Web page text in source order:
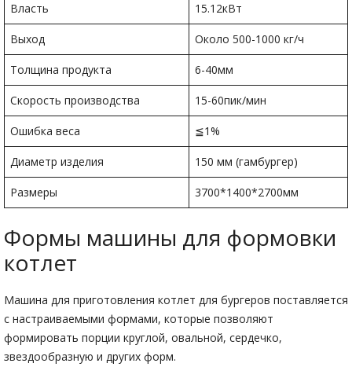
Власть 15.12кВт
Выход Около 500-1000 кг/ч
Толщина продукта 6-40мм
Скорость производства 15-60пик/мин
Ошибка веса ≦1%
Диаметр изделия 150 мм (гамбургер)
Размеры 3700*1400*2700мм
Формы машины для формовки
котлет
Машина для приготовления котлет для бургеров поставляется
с настраиваемыми формами, которые позволяют
формировать порции круглой, овальной, сердечко,
звездообразную и других форм.